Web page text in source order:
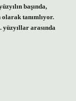
başında,
tanımlıyor.
arasında